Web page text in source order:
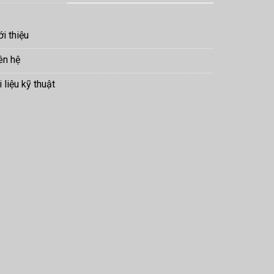
thiệu
hệ
liệu kỹ thuật